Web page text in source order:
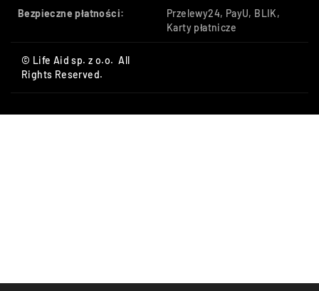
Bezpieczne płatności:
Przelewy24, PayU, BLIK,
Karty płatnicze
© Life Aid sp. z o.o. All
Rights Reserved.